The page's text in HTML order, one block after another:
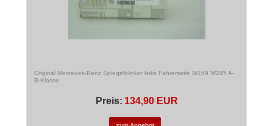
Original Mercedes-Benz Spiegelblinker links Fahrerseite W169 W245 A-
B-Klasse
Preis: 134,90 EUR